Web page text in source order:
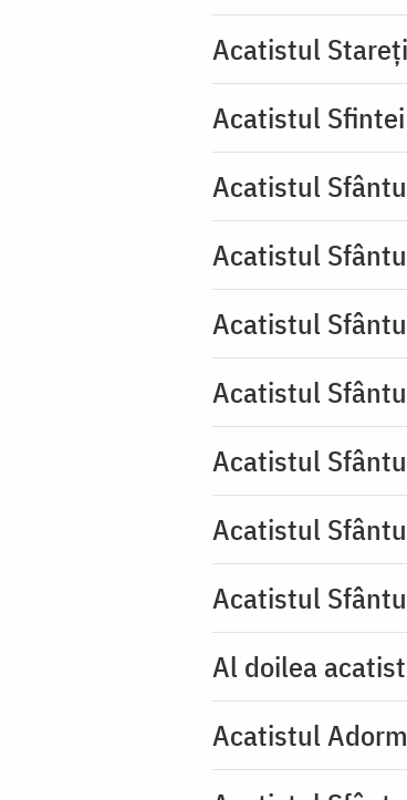
Acatistul
Acatistul
Acatistul
Acatistul
Acatistul
Acatistul
Acatistul
Acatistul
Acatistul
Al doilea
Acatistul